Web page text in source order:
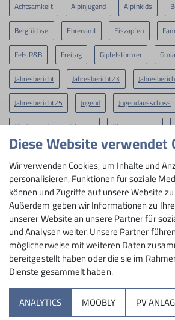
Achtsamkeit Alpinjugend Alpinkids
Bergfüchse Ehrenamt Eiszapfen
Fels R&B Freitag Gipfelstürmer
Jahresbericht Jahresbericht23
Jahresbericht25 Jugend Jugendausschuss
KInder- und Jugendklettern Klettergruppen
Klettern Klimaschutz Midlifes
ROpies RoBergAktiv Rock&Bloc SO-
Skimo Slackline Tourenbericht
Wettkampf R&B
Sektion
Diese Website verwendet
Wir verwenden Cookies, um Inhalte und
personalisieren, Funktionen für soziale
können und Zugriffe auf unsere Website
Außerdem geben wir Informationen zu
unserer Website an unsere Partner für
und Analysen weiter. Unsere Partner
möglicherweise mit weiteren Daten
bereitgestellt haben oder die sie im
Dienste gesammelt haben.
ANALYTICS MOOBLY PV